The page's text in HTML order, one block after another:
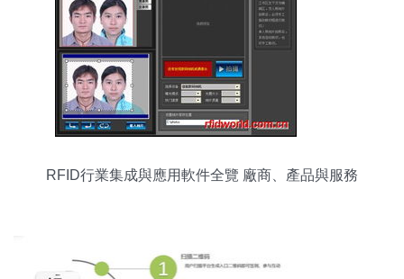
RFID行業集成與應用軟件全覽 廠商、產品與服務